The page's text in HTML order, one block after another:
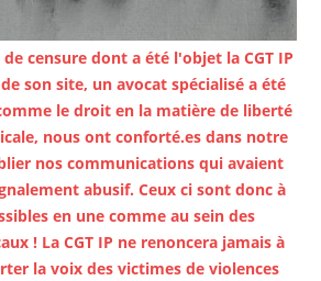
censure dont a été l'objet la CGT IP
son site, un avocat spécialisé a été
le droit en la matière de liberté
nous ont conforté.es dans notre
nos communications qui avaient
abusif. Ceux ci sont donc à
en une comme au sein des
! La CGT IP ne renoncera jamais à
la voix des victimes de violences